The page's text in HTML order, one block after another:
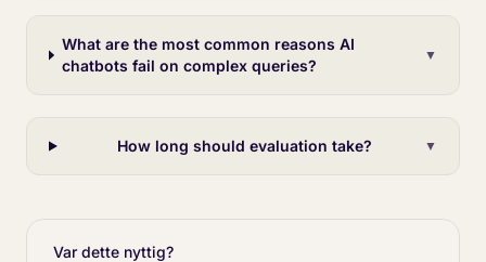
What are the most common reasons AI
chatbots fail on complex queries?
▼
How long should evaluation take? ▼
Var dette nyttig?